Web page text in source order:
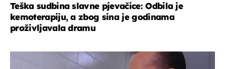
Teška sudbina slavne pjevačice: Odbila je
kemoterapiju, a zbog sina je godinama
proživljavala dramu